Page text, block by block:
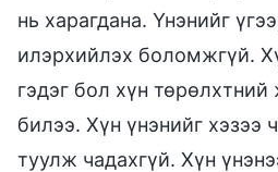
нь харагдана. Үнэнийг
илэрхийлэх боломжгүй.
гэдэг бол хүн
билээ. Хүн үнэнийг хэзээ
туулж чадахгүй. Хүн